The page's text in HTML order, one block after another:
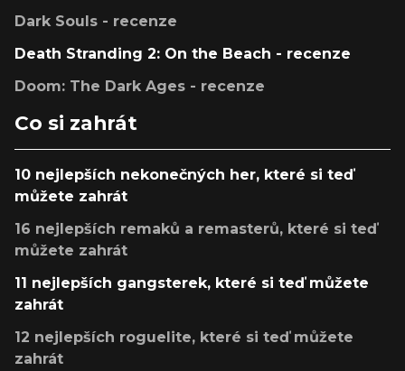
Dark Souls - recenze
Death Stranding 2: On the Beach - recenze
Doom: The Dark Ages - recenze
Co si zahrát
10 nejlepších nekonečných her, které si teď
můžete zahrát
16 nejlepších remaků a remasterů, které si teď
můžete zahrát
11 nejlepších gangsterek, které si teď můžete
zahrát
12 nejlepších roguelite, které si teď můžete
zahrát